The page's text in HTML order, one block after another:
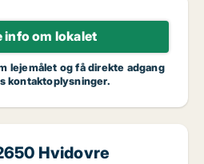
info om lokalet
lejemålet og få direkte adgang
kontaktoplysninger.
Hvidovre